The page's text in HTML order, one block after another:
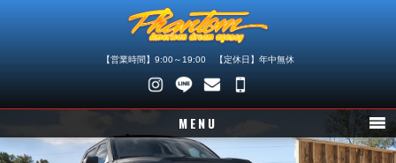
【営業時間】9:00～19:00 【定休日】年中無休
048-
745-
4446
MENU
ニュース